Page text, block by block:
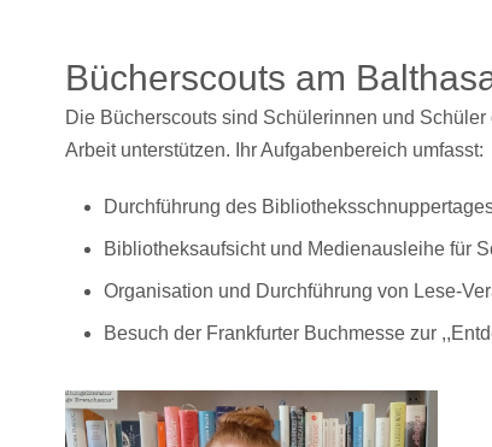
Bücherscouts am
Die Bücherscouts sind Schülerinnen und
Arbeit unterstützen. Ihr Aufgabenbereich umfasst:
Durchführung des
Bibliotheksaufsicht und Medienausleihe für
Organisation und Durchführung von Lese-
Besuch der Frankfurter Buchmesse zur